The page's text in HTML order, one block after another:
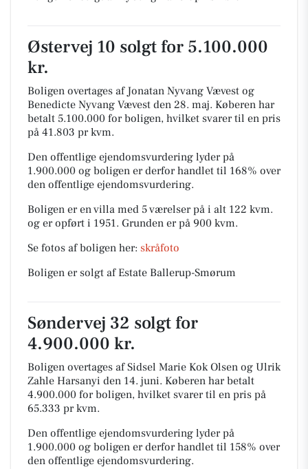
Østervej 10 solgt for 5.100.000
kr.
Boligen overtages af Jonatan Nyvang Vævest og
Benedicte Nyvang Vævest den 28. maj. Køberen har
betalt 5.100.000 for boligen, hvilket svarer til en pris
på 41.803 pr kvm.
Den offentlige ejendomsvurdering lyder på
1.900.000 og boligen er derfor handlet til 168% over
den offentlige ejendomsvurdering.
Boligen er en villa med 5 værelser på i alt 122 kvm.
og er opført i 1951. Grunden er på 900 kvm.
Se fotos af boligen her: skråfoto
Boligen er solgt af Estate Ballerup-Smørum
Søndervej 32 solgt for
4.900.000 kr.
Boligen overtages af Sidsel Marie Kok Olsen og Ulrik
Zahle Harsanyi den 14. juni. Køberen har betalt
4.900.000 for boligen, hvilket svarer til en pris på
65.333 pr kvm.
Den offentlige ejendomsvurdering lyder på
1.900.000 og boligen er derfor handlet til 158% over
den offentlige ejendomsvurdering.